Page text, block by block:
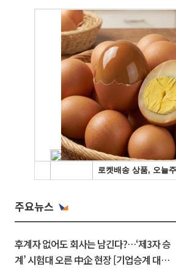
주요뉴스
후계자 없어도 회사는 남긴다?…‘제3자 승
계’ 시험대 오른 中企 현장 [기업승계 대전